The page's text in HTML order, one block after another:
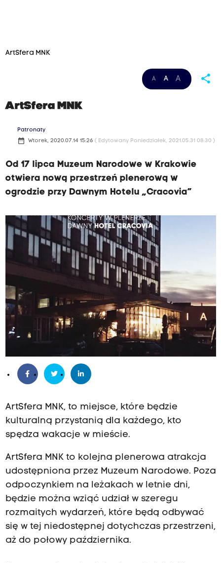
ArtSfera MNK
A A A share
ArtSfera MNK
Patronaty
date_range Wtorek, 2020.07.14 15:26 ( Edytowany Poniedziałek, 2021.05.31 08:30 )
Od 17 lipca Muzeum Narodowe w Krakowie
otwiera nową przestrzeń plenerową w
ogrodzie przy Dawnym Hotelu „Cracovia”
ArtSfera MNK, to miejsce, które będzie
kulturalną przystanią dla każdego, kto
spędza wakacje w mieście.
ArtSfera MNK to kolejna plenerowa atrakcja
udostępniona przez Muzeum Narodowe. Poza
odpoczynkiem na leżakach w letnie dni,
będzie można wziąć udział w szeregu
rozmaitych wydarzeń, które będą odbywać
się w tej niedostępnej dotychczas przestrzeni,
aż do połowy października.